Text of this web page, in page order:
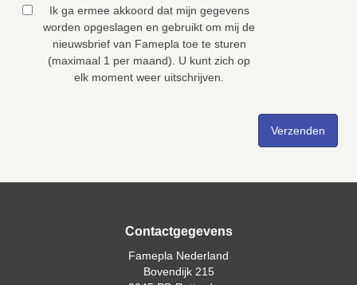
Ik ga ermee akkoord dat mijn gegevens
worden opgeslagen en gebruikt om mij de
nieuwsbrief van Famepla toe te sturen
(maximaal 1 per maand). U kunt zich op
elk moment weer uitschrijven.
Contactgegevens
Famepla Nederland
Bovendijk 215